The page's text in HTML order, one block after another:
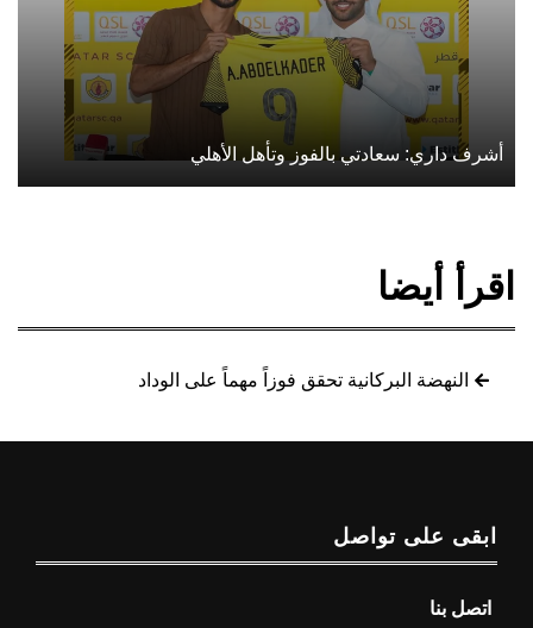
أشرف داري: سعادتي بالفوز وتأهل الأهلي
اقرأ أيضا
النهضة البركانية تحقق فوزاً مهماً على الوداد
ابقى على تواصل
اتصل بنا